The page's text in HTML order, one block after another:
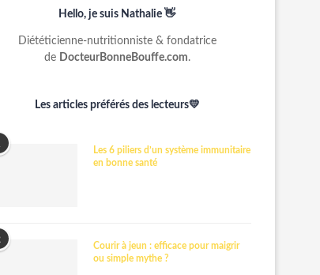
Hello, je suis Nathalie 👋
Diététicienne-nutritionniste & fondatrice
de DocteurBonneBouffe.com.
Les articles préférés des lecteurs💛
Les 6 piliers d’un système immunitaire
en bonne santé
Courir à jeun : efficace pour maigrir
ou simple mythe ?